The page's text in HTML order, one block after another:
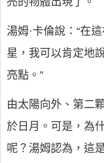
湯姆·卡倫說：“在
星，我可以肯定地
亮點。”
由太陽向外、第二
於日月。可是，為
呢？湯姆認為，